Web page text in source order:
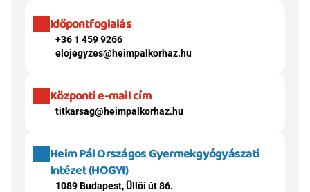
Időpontfoglalás
+36 1 459 9266
elojegyzes@heimpalkorhaz.hu
Központi e-mail cím
titkarsag@heimpalkorhaz.hu
Heim Pál Országos Gyermekgyógyászati
Intézet (HOGYI)
1089 Budapest, Üllői út 86.